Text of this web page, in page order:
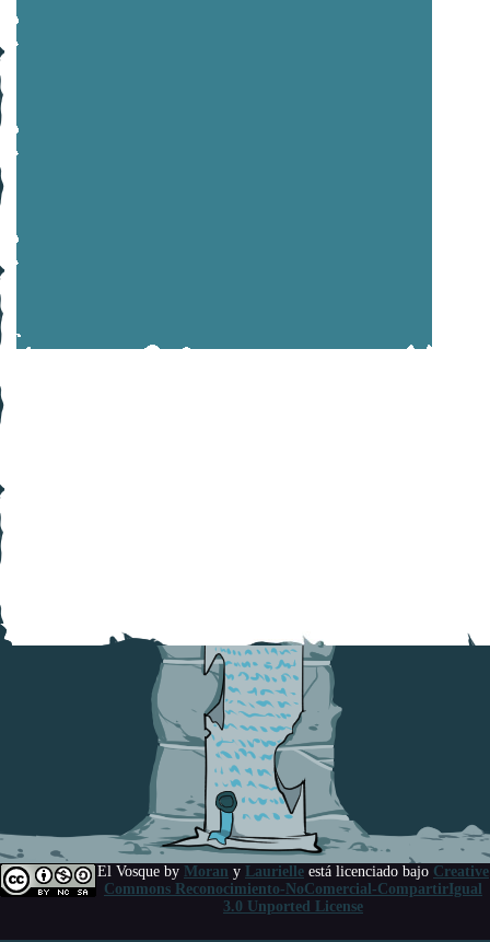
El Vosque by Moran y Laurielle está licenciado bajo Creative
Commons Reconocimiento-NoComercial-CompartirIgual
3.0 Unported License